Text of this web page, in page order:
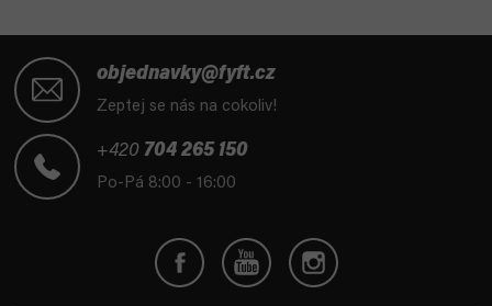
objednavky@fyft.cz
Zeptej se nás na cokoliv!
+420 704 265 150
Po-Pá 8:00 - 16:00